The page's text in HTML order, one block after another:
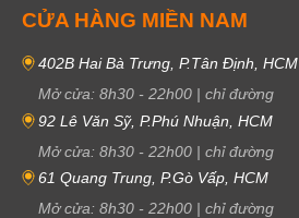
CỬA HÀNG MIỀN NAM
402B Hai Bà Trưng, P.Tân Định, HCM
Mở cửa: 8h30 - 22h00 | chỉ đường
92 Lê Văn Sỹ, P.Phú Nhuận, HCM
Mở cửa: 8h30 - 22h00 | chỉ đường
61 Quang Trung, P.Gò Vấp, HCM
Mở cửa: 8h30 - 22h00 | chỉ đường